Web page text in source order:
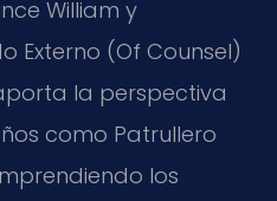
William y
Externo (Of Counsel)
la perspectiva
como Patrullero
los